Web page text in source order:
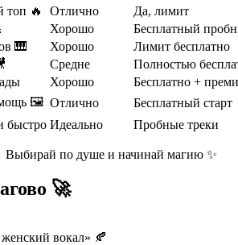
топ 🔥 Отлично Да, лимит
Хорошо Бесплатный
🎹 Хорошо Лимит бесплатно
Средне Полностью
Хорошо Бесплатно +
🖼️ Отлично Бесплатный старт
быстро Идеально Пробные треки
по душе и начинай магию ✨
🚀
вокал» 🍂